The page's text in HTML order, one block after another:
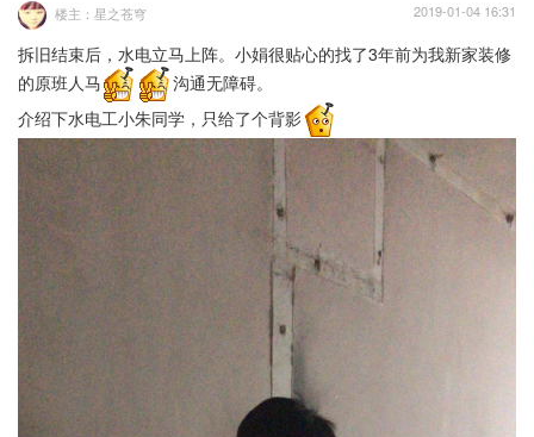
楼主：星之苍穹 2019-01-04 16:31
拆旧结束后，水电立马上阵。小娟很贴心的找了3年前为我新家装修
的原班人马
沟通无障碍。
介绍下水电工小朱同学，只给了个背影